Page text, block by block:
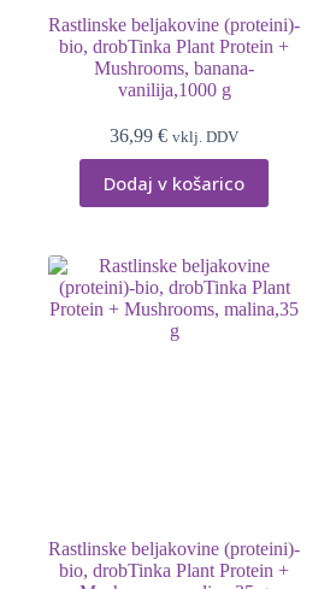
Rastlinske beljakovine (proteini)-
bio, drobTinka Plant Protein +
Mushrooms, banana-
vanilija,1000 g
36,99€ vklj. DDV
Dodaj v košarico
Rastlinske beljakovine (proteini)-
bio, drobTinka Plant Protein +